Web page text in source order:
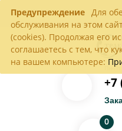
Предупреждение Для
обслуживания на этом
(cookies). Продолжая его
соглашаетесь с тем, что
на вашем компьютере:
Пн-
+7
0